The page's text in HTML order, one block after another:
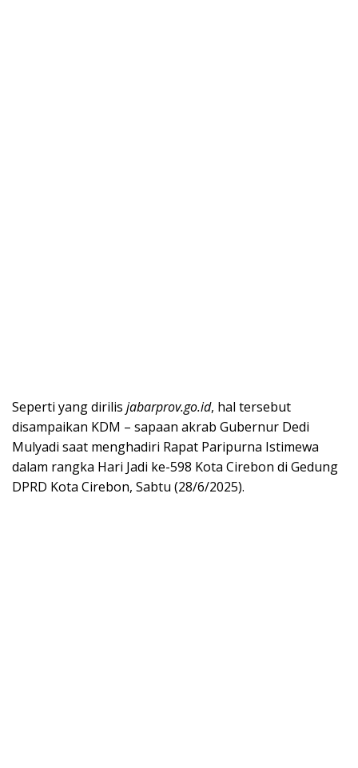
Seperti yang dirilis jabarprov.go.id, hal tersebut
disampaikan KDM – sapaan akrab Gubernur Dedi
Mulyadi saat menghadiri Rapat Paripurna Istimewa
dalam rangka Hari Jadi ke-598 Kota Cirebon di Gedung
DPRD Kota Cirebon, Sabtu (28/6/2025).